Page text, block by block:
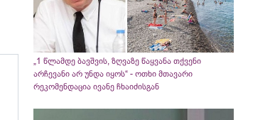
„1 წლამდე ბავშვის, ზღვაზე წაყვანა თქვენი
არჩევანი არ უნდა იყოს“ - ოთხი მთავარი
რეკომენდაცია ივანე ჩხაიძისგან